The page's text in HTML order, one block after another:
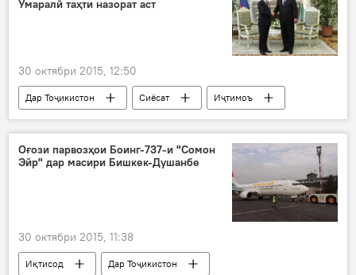
Хуҷанд
Ҳасан Муҳаммад Мӯсо Ал-Ҷабурӣ
AFC
Умаралӣ таҳти назорат аст
30 октябри 2015, 12:50
Дар Тоҷикистон Сиёсат
Иҷтимоъ
Ҳамаи хабарҳо
Амният ва мудофиа
Санкт-Петербург
Эмомалӣ Раҳмон
Дмитрий Медведев
Раҳмон
Эмомалӣ
вохурӣ
Умаралӣ
Дмитрий
Оғози парвозҳои Боинг-737-и "Сомон
Эйр" дар масири Бишкек-Душанбе
30 октябри 2015, 11:38
Иқтисод
Дар Тоҷикистон